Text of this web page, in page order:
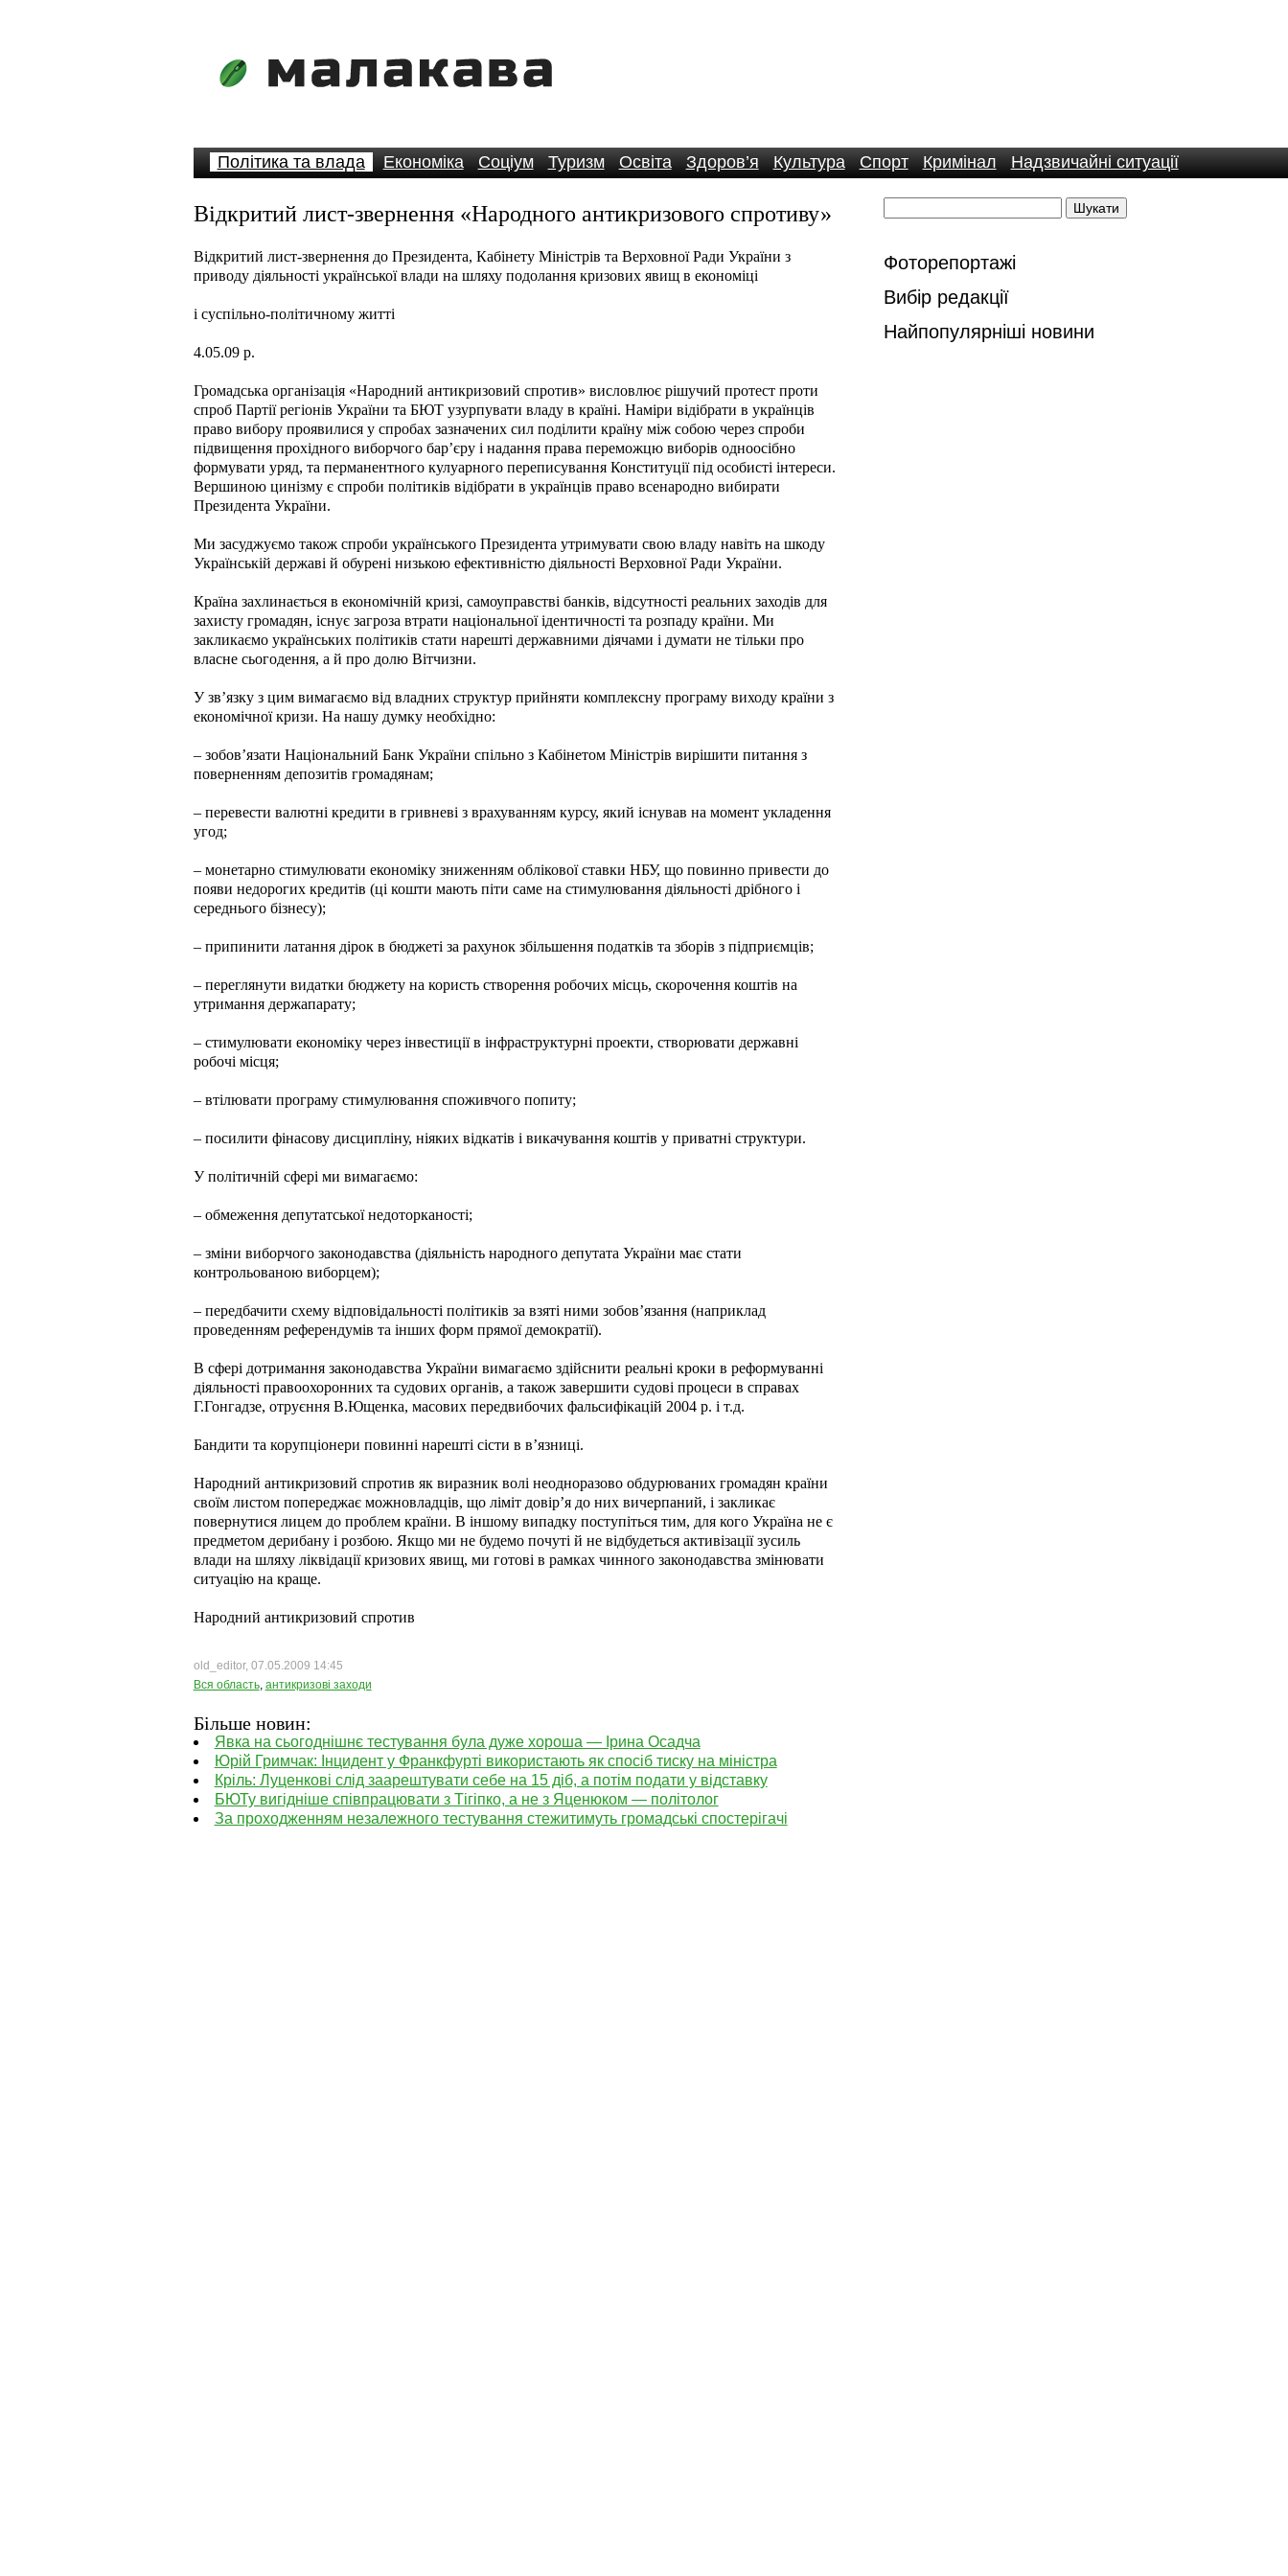
Політика та влада Економіка Соціум Туризм Освіта Здоров’я Культура Спорт Кримінал Надзвичайні ситуації
Відкритий лист-звернення «Народного антикризового спротиву»
Відкритий лист-звернення до Президента, Кабінету Міністрів та Верховної Ради України з
приводу діяльності української влади на шляху подолання кризових явищ в економіці
і суспільно-політичному житті
4.05.09 р.
Громадська організація «Народний антикризовий спротив» висловлює рішучий протест проти
спроб Партії регіонів України та БЮТ узурпувати владу в країні. Наміри відібрати в українців
право вибору проявилися у спробах зазначених сил поділити країну між собою через спроби
підвищення прохідного виборчого бар’єру і надання права переможцю виборів одноосібно
формувати уряд, та перманентного кулуарного переписування Конституції під особисті інтереси.
Вершиною цинізму є спроби політиків відібрати в українців право всенародно вибирати
Президента України.
Ми засуджуємо також спроби українського Президента утримувати свою владу навіть на шкоду
Українській державі й обурені низькою ефективністю діяльності Верховної Ради України.
Країна захлинається в економічній кризі, самоуправстві банків, відсутності реальних заходів для
захисту громадян, існує загроза втрати національної ідентичності та розпаду країни. Ми
закликаємо українських політиків стати нарешті державними діячами і думати не тільки про
власне сьогодення, а й про долю Вітчизни.
У зв’язку з цим вимагаємо від владних структур прийняти комплексну програму виходу країни з
економічної кризи. На нашу думку необхідно:
– зобов’язати Національний Банк України спільно з Кабінетом Міністрів вирішити питання з
поверненням депозитів громадянам;
– перевести валютні кредити в гривневі з врахуванням курсу, який існував на момент укладення
угод;
– монетарно стимулювати економіку зниженням облікової ставки НБУ, що повинно привести до
появи недорогих кредитів (ці кошти мають піти саме на стимулювання діяльності дрібного і
середнього бізнесу);
– припинити латання дірок в бюджеті за рахунок збільшення податків та зборів з підприємців;
– переглянути видатки бюджету на користь створення робочих місць, скорочення коштів на
утримання держапарату;
– стимулювати економіку через інвестиції в інфраструктурні проекти, створювати державні
робочі місця;
– втілювати програму стимулювання споживчого попиту;
– посилити фінасову дисципліну, ніяких відкатів і викачування коштів у приватні структури.
У політичній сфері ми вимагаємо:
– обмеження депутатської недоторканості;
– зміни виборчого законодавства (діяльність народного депутата України має стати
контрольованою виборцем);
– передбачити схему відповідальності політиків за взяті ними зобов’язання (наприклад
проведенням референдумів та інших форм прямої демократії).
В сфері дотримання законодавства України вимагаємо здійснити реальні кроки в реформуванні
діяльності правоохоронних та судових органів, а також завершити судові процеси в справах
Г.Гонгадзе, отруєння В.Ющенка, масових передвибочих фальсифікацій 2004 р. і т.д.
Бандити та корупціонери повинні нарешті сісти в в’язниці.
Народний антикризовий спротив як виразник волі неодноразово обдурюваних громадян країни
своїм листом попереджає можновладців, що ліміт довір’я до них вичерпаний, і закликає
повернутися лицем до проблем країни. В іншому випадку поступіться тим, для кого Україна не є
предметом дерибану і розбою. Якщо ми не будемо почуті й не відбудеться активізації зусиль
влади на шляху ліквідації кризових явищ, ми готові в рамках чинного законодавства змінювати
ситуацію на краще.
Народний антикризовий спротив
old_editor, 07.05.2009 14:45
Вся область, антикризові заходи
Більше новин:
Явка на сьогоднішнє тестування була дуже хороша — Ірина Осадча
Юрій Гримчак: Інцидент у Франкфурті використають як спосіб тиску на міністра
Кріль: Луценкові слід заарештувати себе на 15 діб, а потім подати у відставку
БЮТу вигідніше співпрацювати з Тігіпко, а не з Яценюком — політолог
За проходженням незалежного тестування стежитимуть громадські спостерігачі
Фоторепортажі
Вибір редакції
Найпопулярніші новини